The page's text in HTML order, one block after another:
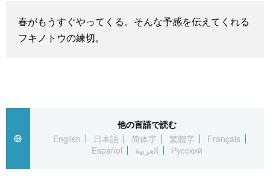
科学・技術
Books
春がもうすぐやってくる。そんな予感を伝えてくれる
フキノトウの練切。
他の言語で読む
English
日本語 简体字 繁體字
Français
Español
العربية Русский